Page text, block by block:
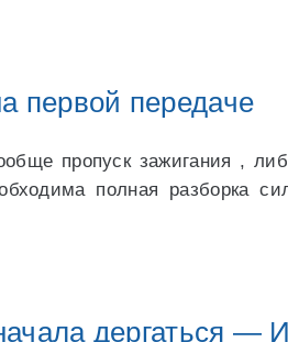
первой передаче
пропуск зажигания ,
полная разборка
дергаться —